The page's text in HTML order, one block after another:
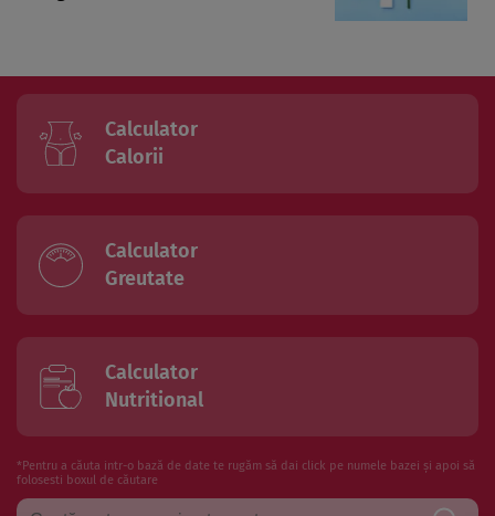
Calculator
Calorii
Calculator
Greutate
Calculator
Nutritional
*Pentru a căuta intr-o bază de date te rugăm să dai click pe numele bazei și apoi să
folosesti boxul de căutare